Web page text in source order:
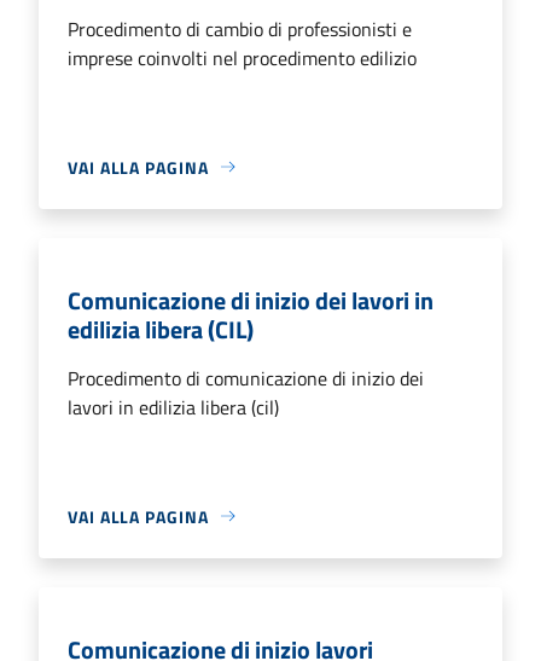
Procedimento di cambio di professionisti e
imprese coinvolti nel procedimento edilizio
VAI ALLA PAGINA
Comunicazione di inizio dei lavori in
edilizia libera (CIL)
Procedimento di comunicazione di inizio dei
lavori in edilizia libera (cil)
VAI ALLA PAGINA
Comunicazione di inizio lavori